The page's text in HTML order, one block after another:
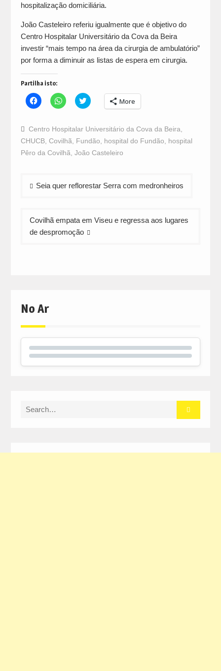
hospitalização domiciliária.
João Casteleiro referiu igualmente que é objetivo do
Centro Hospitalar Universitário da Cova da Beira
investir “mais tempo na área da cirurgia de ambulatório”
por forma a diminuir as listas de espera em cirurgia.
Partilha isto:
Click
to
Facebook
(Opens
in
new
window)
Click
to
WhatsApp
(Opens
in
new
window)
Click
to
Twitter
(Opens
in
new
window)
More
Centro Hospitalar Universitário da Cova da Beira
CHUCB, Covilhã Fundão hospital do Fundão
hospital
Pêro da Covilhã João Casteleiro
Navegação
Seia quer reflorestar Serra com medronheiros
Covilhã empata em Viseu e regressa aos lugares
de despromoção
No Ar
Search